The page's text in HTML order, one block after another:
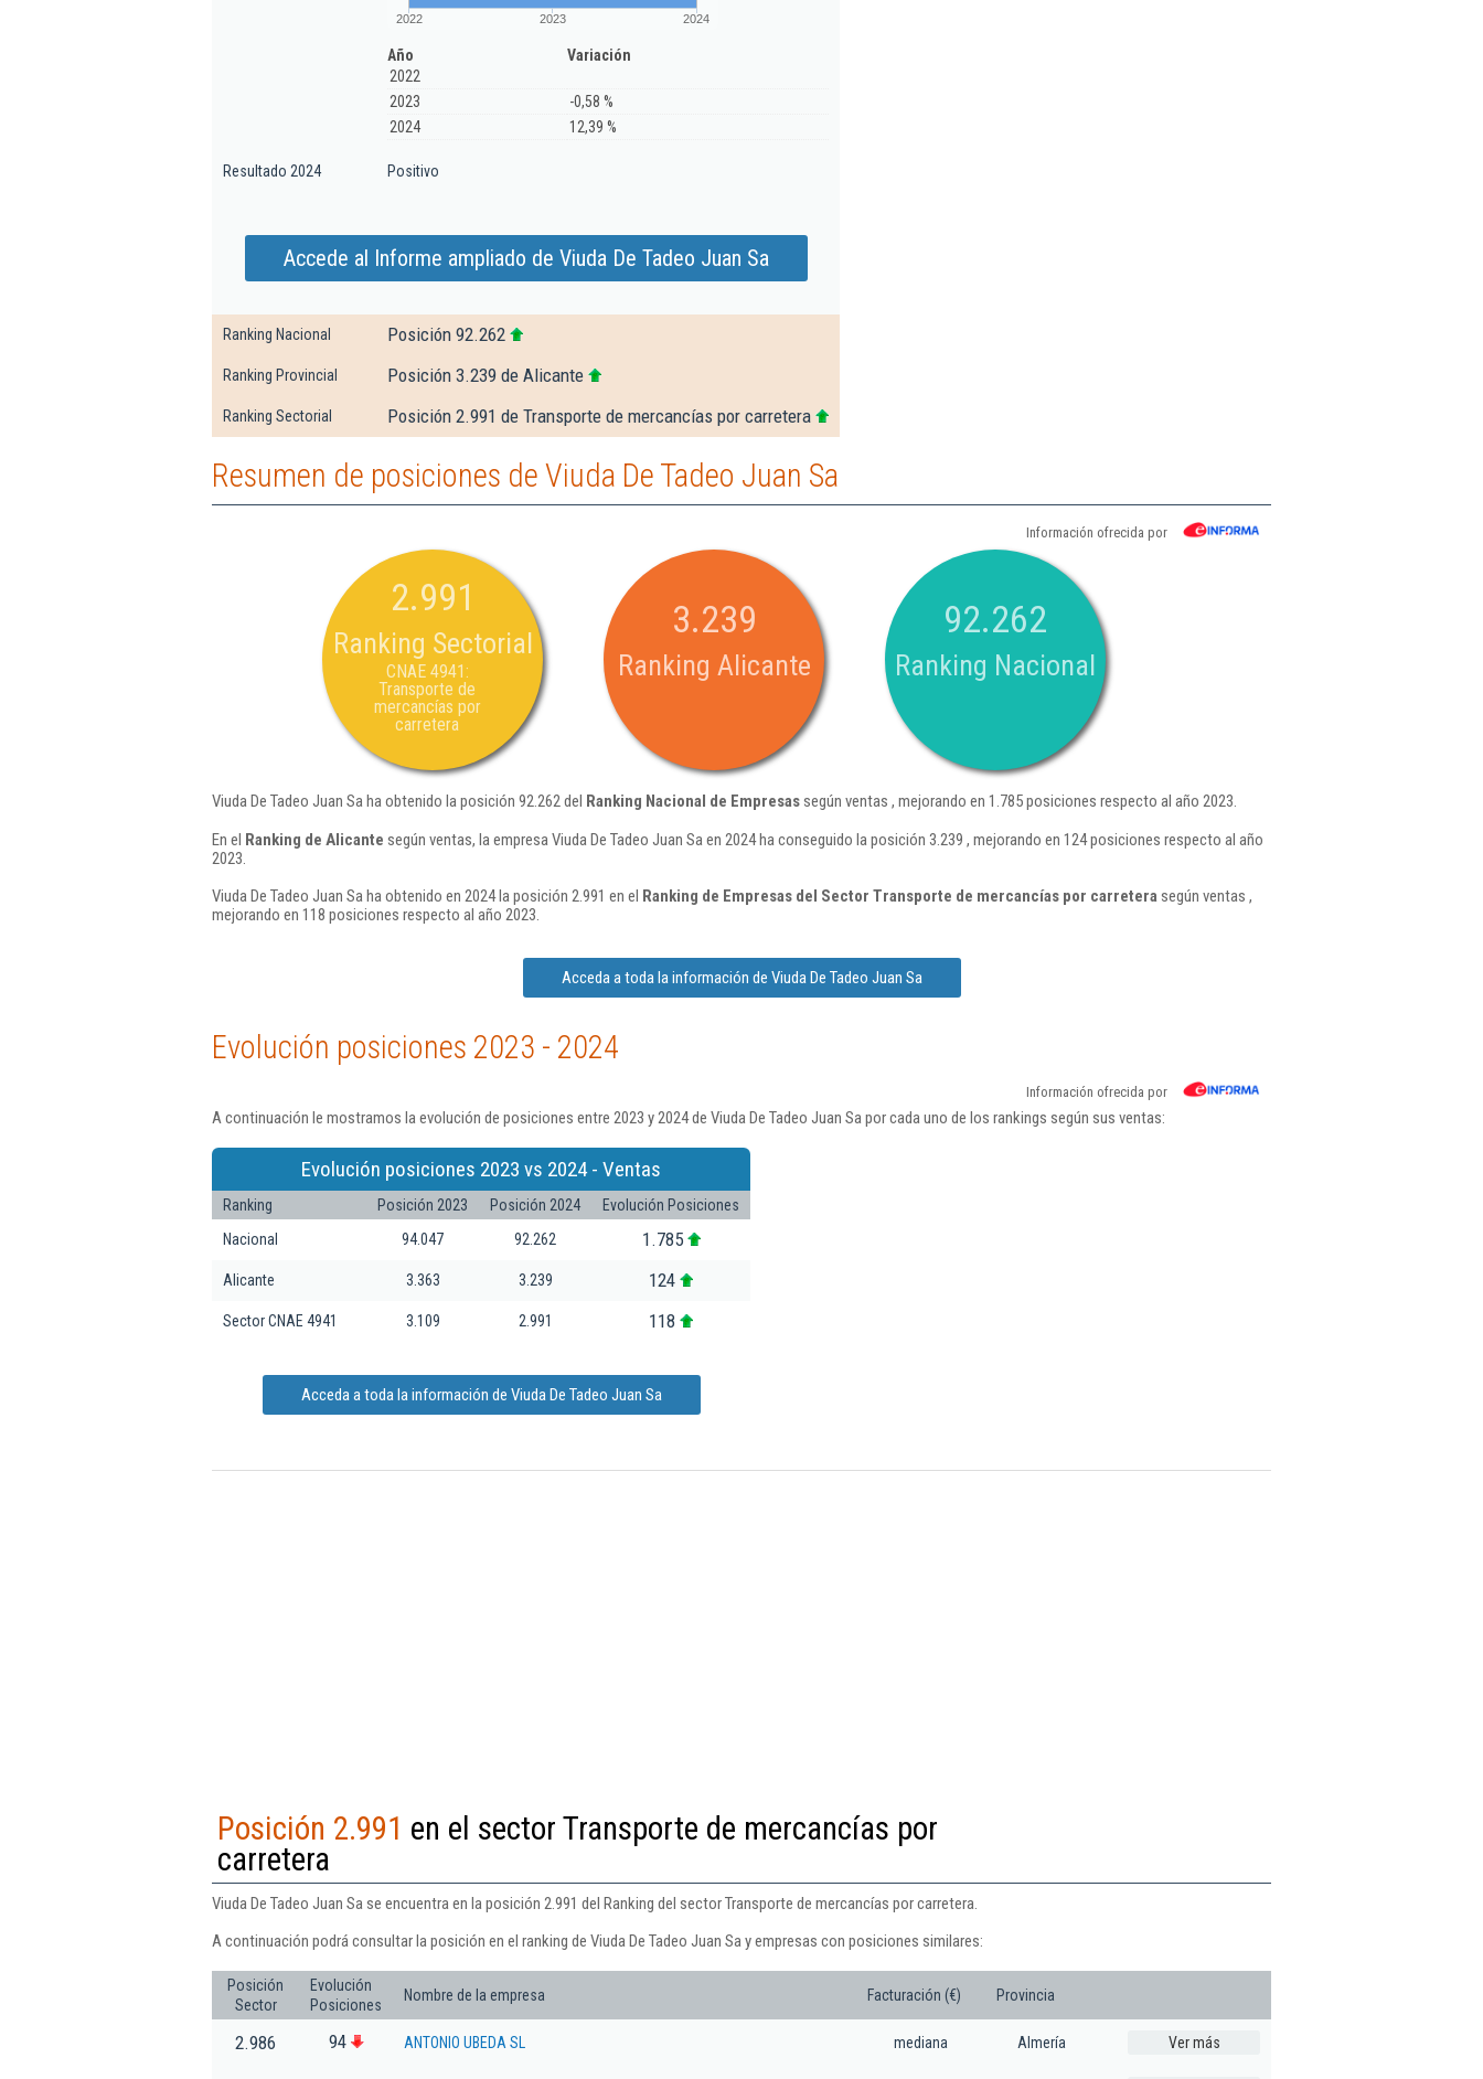
2022 2023 2024
Año
Variación
2022
2023
-0,58 %
2024
12,39 %
Resultado 2024 Positivo
Accede al Informe ampliado de Viuda De Tadeo Juan Sa
Ranking Nacional Posición 92.262
Ranking Provincial Posición 3.239 de Alicante
Ranking Sectorial Posición 2.991 de Transporte de mercancías por carretera
Resumen de posiciones de Viuda De Tadeo Juan Sa
Información ofrecida por
2.991
Ranking Sectorial
CNAE 4941:
Transporte de
mercancías por
carretera
3.239
Ranking Alicante
92.262
Ranking Nacional
Viuda De Tadeo Juan Sa ha obtenido la posición 92.262 del Ranking Nacional de Empresassegún ventas , mejorando en 1.785 posiciones respecto al año 2023.
En el Ranking de Alicante según ventas, la empresa Viuda De Tadeo Juan Sa en 2024 ha conseguido la posición 3.239 , mejorando en 124 posiciones respecto al año
2023.
Viuda De Tadeo Juan Sa ha obtenido en 2024 la posición 2.991 en el Ranking de Empresas del Sector Transporte de mercancías por carreterasegún ventas ,
mejorando en 118 posiciones respecto al año 2023.
Acceda a toda la información de Viuda De Tadeo Juan Sa
Evolución posiciones 2023 - 2024
Información ofrecida por
A continuación le mostramos la evolución de posiciones entre 2023 y 2024 de Viuda De Tadeo Juan Sa por cada uno de los rankings según sus ventas:
Evolución posiciones 2023 vs 2024 - Ventas
Ranking Posición 2023 Posición 2024
Evolución Posiciones
Nacional
94.047 92.262 1.785
Alicante 3.363 3.239 124
Sector CNAE 4941 3.109 2.991 118
Acceda a toda la información de Viuda De Tadeo Juan Sa
Posición 2.991 en el sector Transporte de mercancías por
carretera
Viuda De Tadeo Juan Sa se encuentra en la posición 2.991 del Ranking del sector Transporte de mercancías por carretera.
A continuación podrá consultar la posición en el ranking de Viuda De Tadeo Juan Sa y empresas con posiciones similares:
Posición
Sector
Evolución
Posiciones
Nombre de la empresa Facturación (€) Provincia
2.986 94 ANTONIO UBEDA SL mediana Almería Ver más